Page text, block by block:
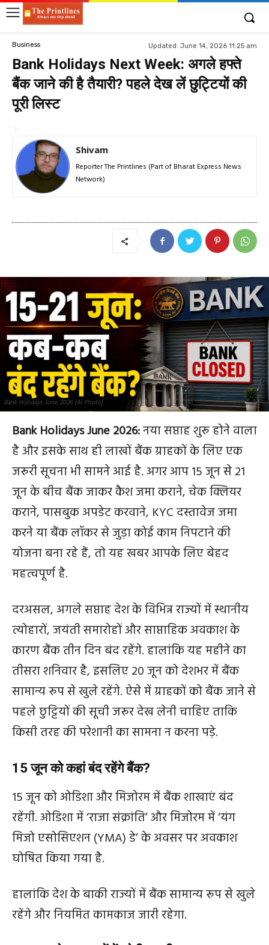
Business Updated: June 14, 2026 11:25 am
Bank Holidays Next Week: अगले हफ्ते
बैंक जाने की है तैयारी? पहले देख लें छुट्टियों की
पूरी लिस्ट
Shivam
Reporter The Printlines (Part of Bharat Express News
Network)
Bank Holidays June 2026 (Ai Photo)
Bank Holidays June 2026:नया सप्ताह शुरू होने वाला
है और इसके साथ ही लाखों बैंक ग्राहकों के लिए एक
जरूरी सूचना भी सामने आई है. अगर आप 15 जून से 21
जून के बीच बैंक जाकर कैश जमा कराने, चेक क्लियर
कराने, पासबुक अपडेट करवाने, KYC दस्तावेज जमा
करने या बैंक लॉकर से जुड़ा कोई काम निपटाने की
योजना बना रहे हैं, तो यह खबर आपके लिए बेहद
महत्वपूर्ण है.
दरअसल, अगले सप्ताह देश के विभिन्न राज्यों में स्थानीय
त्योहारों, जयंती समारोहों और साप्ताहिक अवकाश के
कारण बैंक तीन दिन बंद रहेंगे. हालांकि यह महीने का
तीसरा शनिवार है, इसलिए 20 जून को देशभर में बैंक
सामान्य रूप से खुले रहेंगे. ऐसे में ग्राहकों को बैंक जाने से
पहले छुट्टियों की सूची जरूर देख लेनी चाहिए ताकि
किसी तरह की परेशानी का सामना न करना पड़े.
15 जून को कहां बंद रहेंगे बैंक?
15 जून को ओडिशा और मिजोरम में बैंक शाखाएं बंद
रहेंगी. ओडिशा में ‘राजा संक्रांति’ और मिजोरम में ‘यंग
मिजो एसोसिएशन (YMA) डे’ के अवसर पर अवकाश
घोषित किया गया है.
हालांकि देश के बाकी राज्यों में बैंक सामान्य रूप से खुले
रहेंगे और नियमित कामकाज जारी रहेगा.